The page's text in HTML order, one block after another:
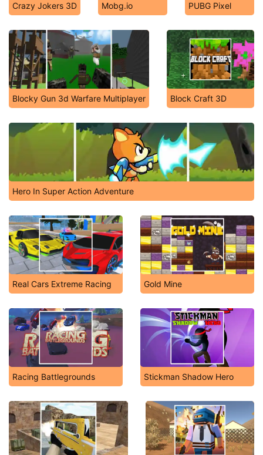
Crazy Jokers 3D Mobg.io PUBG Pixel
Blocky Gun 3d Warfare Multiplayer Block Craft 3D
Hero In Super Action Adventure
Real Cars Extreme Racing Gold Mine
Racing Battlegrounds Stickman Shadow Hero